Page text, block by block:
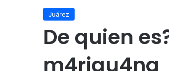
Juárez
De quien
m4rigu4na